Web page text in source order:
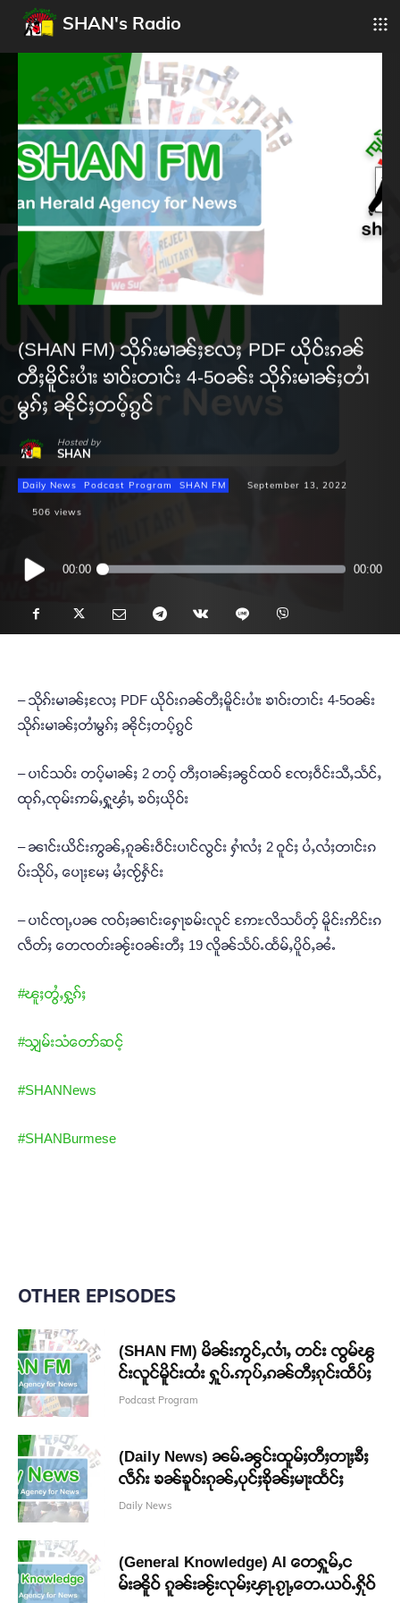
SHAN's Radio
(SHAN FM) သိုၵ်းမၢၼ်ႈလႄႈ PDF ယိုဝ်းၵၼ်
တီႈမိူင်းပၢႆး ၶၢဝ်းတၢင်း 4-5ဝၼ်း သိုၵ်းမၢၼ်ႈတၢႆ
မွၵ်ႈ ၼိုင်ႈတပ့်ၵွင်
Hosted by
SHAN
Daily News Podcast Program SHAN FM September 13, 2022
506 views
Audio
Player
00:00 00:00
– သိုၵ်းမၢၼ်ႈလႄႈ PDF ယိုဝ်းၵၼ်တီႈမိူင်းပၢႆး ၶၢဝ်းတၢင်း 4-5ဝၼ်း
သိုၵ်းမၢၼ်ႈတၢႆမွၵ်ႈ ၼိုင်ႈတပ့်ၵွင်
– ပၢင်သဝ်း တပ့်မၢၼ်ႈ 2 တပ့် တီႈဝၢၼ်ႈၼွင်ထဝ် ၸႄႈဝဵင်းသီႇသႅင်ႇ
ထုၵ်ႇၸုမ်းဢမ်ႇႁူ့ၾၢႆႇ ၶဝ်ႈယိုဝ်း
– ၼၢင်းယိင်းဢွၼ်ႇၵူၼ်းဝဵင်းပၢင်လွင်း ႁၢႆလႆႈ 2 ဝူင်ႈ ပႆႇလႆႈတၢင်းၵ
ပ်းသိုပ်ႇ ပေႃႈမႄႈ မႆႈၸႂ်ႁႅင်း
– ပၢင်ၸႃႇပၼ ၸဝ်ႈၼၢင်းႁေႃၶမ်းလူင် ဢႄႊလိသပႅတ့် မိူင်းဢိင်းၵ
လဵတ်ႈ တေၸတ်းၼႂ်းဝၼ်းတီႈ 19 လိူၼ်သႅပ်ႉထႅမ်ႇပိူဝ်ႇၼႆႉ
#ၽူႈတွႆႇႁွၵ်ႈ
#သျှမ်းသံတော်ဆင့်
#SHANNews
#SHANBurmese
OTHER EPISODES
(SHAN FM) မိၼ်းဢွင်ႇလၢႆႇ တင်း ၸွမ်ၽွ
င်းလူင်မိူင်းထႆး ႁူပ်ႉဢုပ်ႇၵၼ်တီႈၵုင်းထဵပ်ႈ
Podcast Program
(Daily News) ၼမ်ႉၼွင်းထူမ်ႈတီႈတႃႈၶီႈ
လဵၵ်း ၶၼ်ၶူဝ်းၵုၼ်ႇပုင်ႈၶိုၼ်ႈမႃးထႅင်ႈ
Daily News
(General Knowledge) AI တေႁူမ်ႇင
မ်းၼိူဝ် ၵူၼ်းၼႂ်းလုမ်ႈၾႃႉၵႂႃႇတေႉယဝ်ႉႁိုဝ်